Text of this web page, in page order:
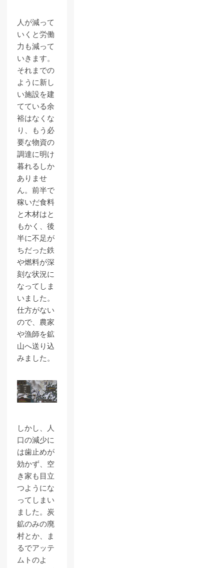
人が減って
いくと労働
力も減って
いきます。
それまでの
ように新し
い施設を建
てている余
裕はなくな
り、もう必
要な物資の
調達に明け
暮れるしか
ありませ
ん。前半で
稼いだ食料
と木材はと
もかく、後
半に不足が
ちだった鉄
や燃料が深
刻な状況に
なってしま
いました。
仕方がない
ので、農家
や漁師を鉱
山へ送り込
みました。
しかし、人
口の減少に
は歯止めが
効かず、空
き家も目立
つようにな
ってしまい
ました。炭
鉱のみの廃
村とか、ま
るでアッテ
ムトのよ